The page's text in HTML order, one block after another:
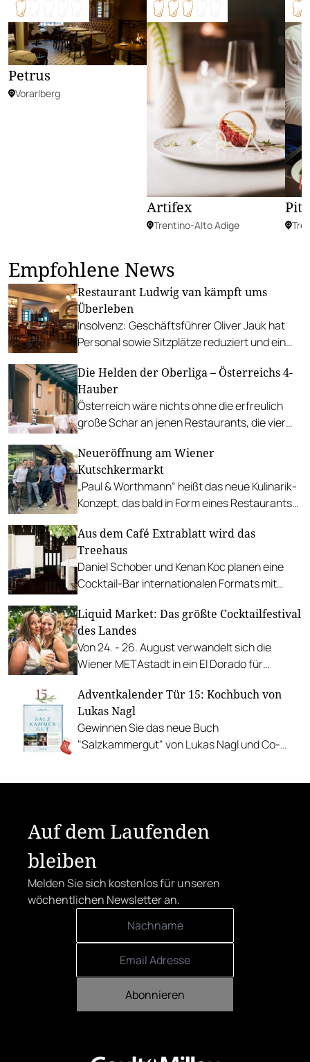
Petrus
Vorarlberg
Artifex
Trentino-Alto Adige
Empfohlene News
Restaurant Ludwig van kämpft ums
Überleben
Insolvenz: Geschäftsführer Oliver Jauk hat
Personal sowie Sitzplätze reduziert und ein
Die Helden der Oberliga – Österreichs 4-
Hauber
Österreich wäre nichts ohne die erfreulich
große Schar an jenen Restaurants, die vier
insgesamt 37 Betriebe.
Neueröffnung am Wiener
Kutschkermarkt
„Paul & Worthmann“ heißt das neue Kulinarik-
Konzept, das bald in Form eines Restaurants
Aus dem Café Extrablatt wird das
Treehaus
Daniel Schober und Kenan Koc planen eine
Cocktail-Bar internationalen Formats mit
Liquid Market: Das größte Cocktailfestival
des Landes
Von 24. - 26. August verwandelt sich die
Wiener METAstadt in ein El Dorado für
Adventkalender Tür 15: Kochbuch von
Lukas Nagl
Gewinnen Sie das neue Buch
"Salzkammergut" von Lukas Nagl und Co-
Auf dem Laufenden
bleiben
Melden Sie sich kostenlos für unseren
wöchentlichen Newsletter an.
Abonnieren